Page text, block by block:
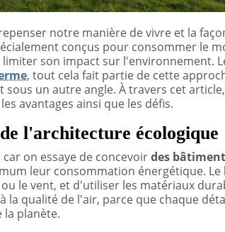
notre manière de vivre et la
conçus pour consommer le
son impact sur l'environnement.
, tout cela fait partie de cette
un autre angle. À travers cet
avantages ainsi que les défis.
l'architecture écologique
on essaye de concevoirdes
leur consommation énergétique.
le vent, et d'utiliser les matériaux
la qualité de l'air, parce que chaque
planète.